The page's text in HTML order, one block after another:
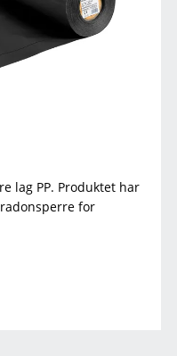
lag PP. Produktet har
for